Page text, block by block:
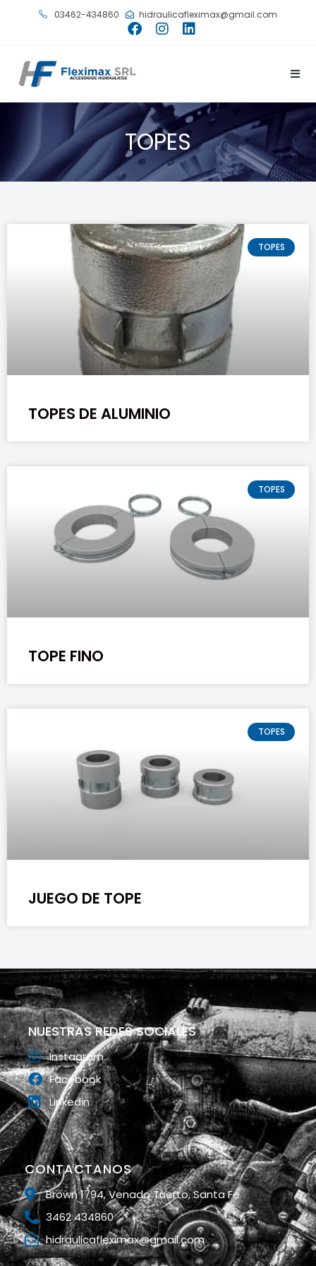
03462-434860 hidraulicafleximax@gmail.com
TOPES
TOPES
TOPES DE ALUMINIO
TOPES
TOPE FINO
TOPES
JUEGO DE TOPE
CONTACTANOS
Brown 1794, Venado Tuerto, Santa Fe
3462 434860
hidraulicafleximax@gmail.com
NUESTRAS REDES SOCIALES
Instagram
Facebook
Linkedin